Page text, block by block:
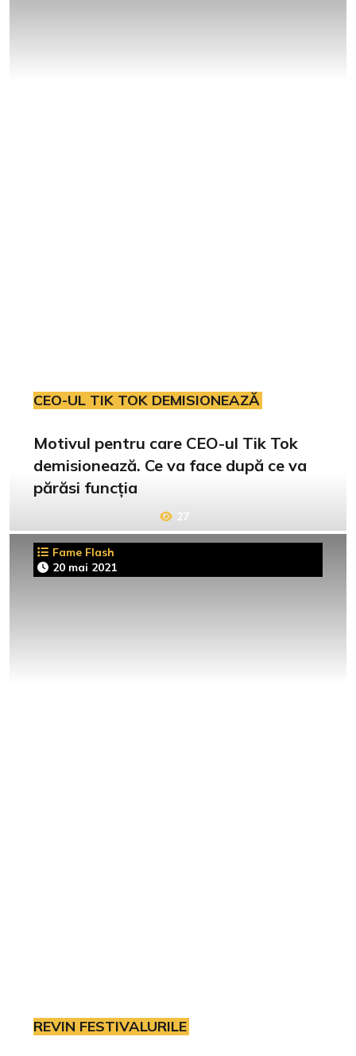
CEO-UL TIK TOK DEMISIONEAZĂ
Motivul pentru care CEO-ul Tik Tok
demisionează. Ce va face după ce va
părăsi funcția
27
Fame Flash
20 mai 2021
REVIN FESTIVALURILE